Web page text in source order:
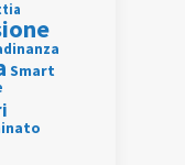
Smart